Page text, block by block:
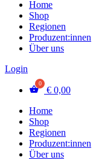
Home
Shop
Regionen
Produzent:innen
Über uns
Login
€ 0,00
Home
Shop
Regionen
Produzent:innen
Über uns